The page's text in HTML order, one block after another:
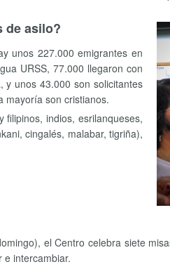
de asilo?
unos 227.000 emigrantes en
URSS, 77.000 llegaron con
y unos 43.000 son solicitantes
mayoría son cristianos.
filipinos, indios, esrilanqueses,
cingalés, malabar, tigriña),
el Centro celebra siete
e intercambiar.